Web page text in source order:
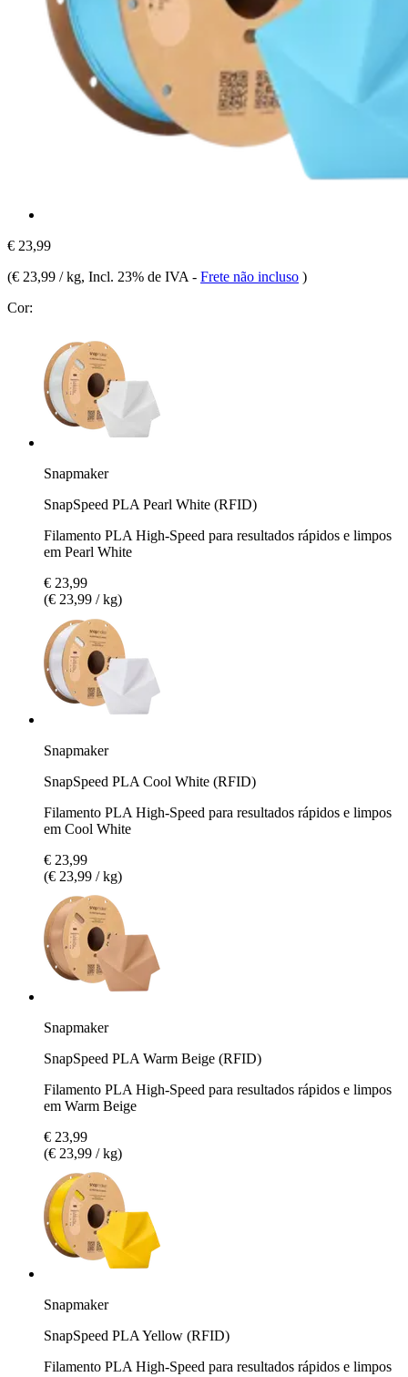
€ 23,99
(€ 23,99 / kg, Incl. 23% de IVA - Frete não incluso )
Cor:
Snapmaker
SnapSpeed PLA Pearl White (RFID)
Filamento PLA High-Speed para resultados rápidos e limpos
em Pearl White
€ 23,99
(€ 23,99 / kg)
Snapmaker
SnapSpeed PLA Cool White (RFID)
Filamento PLA High-Speed para resultados rápidos e limpos
em Cool White
€ 23,99
(€ 23,99 / kg)
Snapmaker
SnapSpeed PLA Warm Beige (RFID)
Filamento PLA High-Speed para resultados rápidos e limpos
em Warm Beige
€ 23,99
(€ 23,99 / kg)
Snapmaker
SnapSpeed PLA Yellow (RFID)
Filamento PLA High-Speed para resultados rápidos e limpos